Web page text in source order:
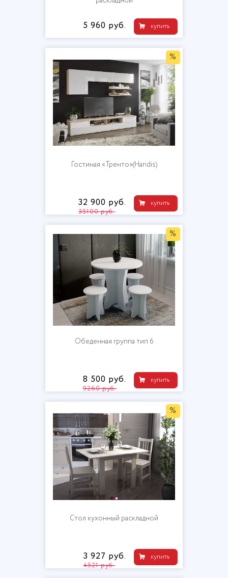
купить
5 960 руб.
%
Гостиная «Тренто»(Handis)
купить
32 900 руб.
35100 руб.
%
Обеденная группа тип 6
купить
8 500 руб.
9260 руб.
%
Стол кухонный раскладной
купить
3 927 руб.
4521 руб.